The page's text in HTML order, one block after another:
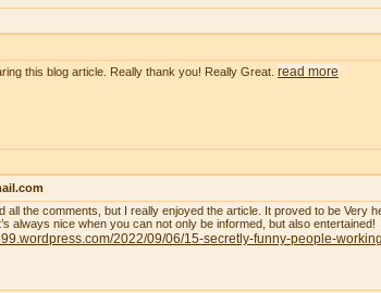
this blog article. Really thank you! Really Great. read more
all the comments, but I really enjoyed the article. It proved to be Very
always nice when you can not only be informed, but also entertained!
2022/09/06/15-secretly-funny-people-